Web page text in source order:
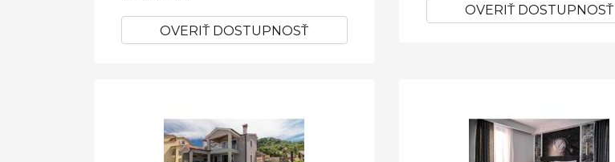
OVERIŤ DOSTUPNOSŤ
OVERIŤ DOSTUPNOSŤ